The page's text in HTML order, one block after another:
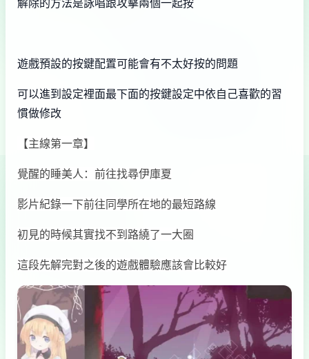
遊戲預設的按鍵配置可能會有不太好按的問題
可以進到設定裡面最下面的按鍵設定中依自己喜歡的習
慣做修改
【主線第一章】
覺醒的睡美人：前往找尋伊庫夏
影片紀錄一下前往同學所在地的最短路線
初見的時候其實找不到路繞了一大圈
這段先解完對之後的遊戲體驗應該會比較好